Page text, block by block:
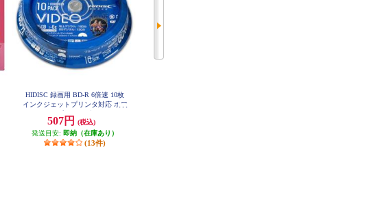
HIDISC 録画用 BD-R 6倍速 10枚
インクジェットプリンタ対応 ホワ
5JP10
507円
(税込)
発送目安: 即納（在庫あり）
(13件)